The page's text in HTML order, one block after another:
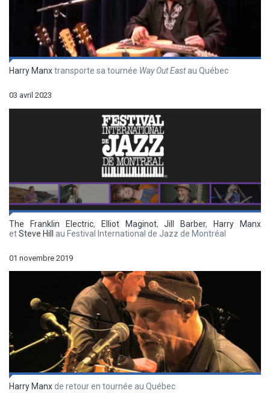
Harry Manxtransporte sa tournée Way Out Eastau Québec
03 avril 2023
The Franklin Electric, Elliot Maginot,Jill Barber,Harry Manx
etSteve Hill au Festival International de Jazz de Montréal
01 novembre 2019
Harry Manxde retour en tournée au Québec